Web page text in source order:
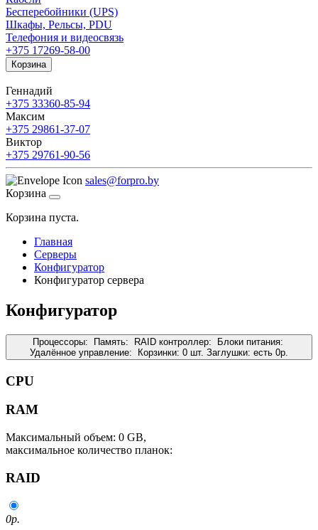
Бесперебойники (UPS)
Шкафы, Рельсы, PDU
Телефония и видеосвязь
+375 17269-58-00
Корзина
Геннадий
+375 33360-85-94
Максим
+375 29861-37-07
Виктор
+375 29761-90-56
sales@forpro.by
Корзина
Корзина пуста.
Главная
Серверы
Конфигуратор
Конфигуратор сервера
Конфигуратор
Процессоры: Память: RAID контроллер:
Блоки питания:
Удалённое управление:
Корзинки: 0 шт. Заглушки: есть 0р.
CPU
RAM
Максимальный объем: 0 GB,
максимальное количество планок:
RAID
0р.